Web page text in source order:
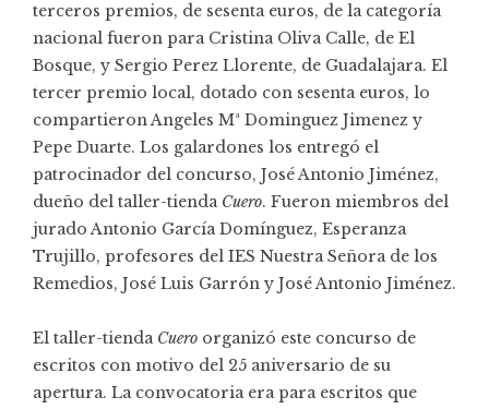
terceros premios, de sesenta euros, de la categoría
nacional fueron para Cristina Oliva Calle, de El
Bosque, y Sergio Perez Llorente, de Guadalajara. El
tercer premio local, dotado con sesenta euros, lo
compartieron Angeles Mª Dominguez Jimenez y
Pepe Duarte. Los galardones los entregó el
patrocinador del concurso, José Antonio Jiménez,
dueño del taller-tienda Cuero. Fueron miembros del
jurado Antonio García Domínguez, Esperanza
Trujillo, profesores del IES Nuestra Señora de los
Remedios, José Luis Garrón y José Antonio Jiménez.
El taller-tienda Cuero organizó este concurso de
escritos con motivo del 25 aniversario de su
apertura. La convocatoria era para escritos que